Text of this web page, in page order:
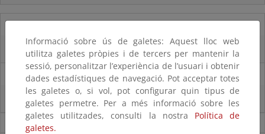
05/08/2025
La reserva hídrica española se encuentra al 65,8% de su capacidad
29/07/2025
La reserva hídrica española se encuentra al 67% de su capacidad
Informació sobre ús de galetes: Aquest lloc web
utilitza galetes pròpies i de tercers per mantenir la
sessió, personalitzar l’experiència de l’usuari i obtenir
dades estadístiques de navegació. Pot acceptar totes
les galetes o, si vol, pot configurar quin tipus de
galetes permetre. Per a més informació sobre les
galetes utilitzades, consulti la nostra Política de
galetes.